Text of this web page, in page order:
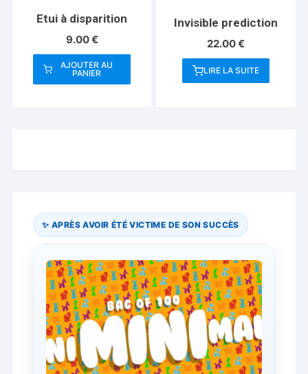
Etui à disparition
9.00€
AJOUTER AU
PANIER
Invisible prediction
22.00€
LIRE LA SUITE
✨ APRÈS AVOIR ÉTÉ VICTIME DE SON SUCCÈS